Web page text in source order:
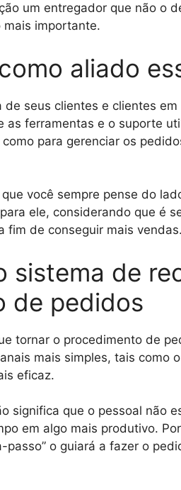
um entregador que não o
mais importante.
aliado
de seus clientes e clientes
as ferramentas e o suporte
para gerenciar os
você sempre pense do
ele, considerando que é
fim de conseguir mais
sistema de
de pedidos
tornar o procedimento de
mais simples, tais como
eficaz.
significa que o pessoal não
em algo mais produtivo.
passo” o guiará a fazer o